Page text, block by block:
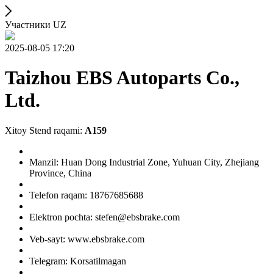
Участники UZ
2025-08-05 17:20
Taizhou EBS Autoparts Co.,
Ltd.
Xitoy Stend raqami: A159
Manzil: Huan Dong Industrial Zone, Yuhuan City, Zhejiang
Province, China
Telefon raqam: 18767685688
Elektron pochta: stefen@ebsbrake.com
Veb-sayt: www.ebsbrake.com
Telegram: Korsatilmagan